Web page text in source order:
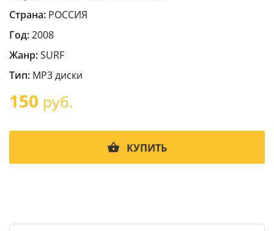
Страна: РОССИЯ
Год:2008
Жанр:SURF
Тип: MP3 диски
150 руб.
КУПИТЬ